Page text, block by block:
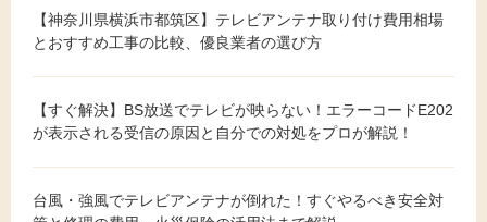
【神奈川県横浜市都筑区】テレビアンテナ取り付け費用相場
とおすすめ工事の比較、優良業者の選び方
【すぐ解決】BS放送でテレビが映らない！エラーコードE202
が表示される受信の原因と自分での対処をプロが解説！
台風・強風でテレビアンテナが倒れた！すぐやるべき安全対